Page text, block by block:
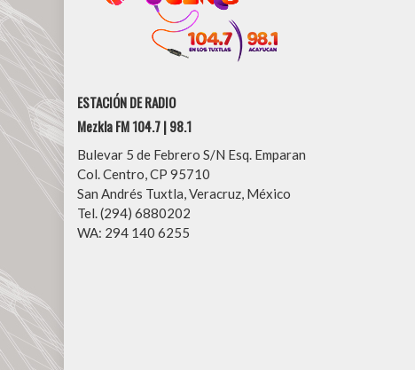
ESTACIÓN DE RADIO
Mezkla FM 104.7 | 98.1
Bulevar 5 de Febrero S/N Esq. Emparan
Col. Centro, CP 95710
San Andrés Tuxtla, Veracruz, México
Tel. (294) 6880202
WA: 294 140 6255